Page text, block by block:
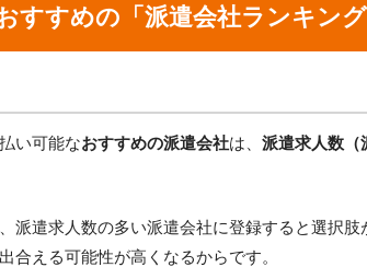
すすめの「派遣会社ランキング
い可能なおすすめの派遣会社は、 派遣求人数（
派遣求人数の多い派遣会社に登録すると選択
合える可能性が高くなるからです。